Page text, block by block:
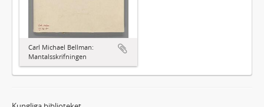
Carl Michael Bellman:
Mantalsskrifningen